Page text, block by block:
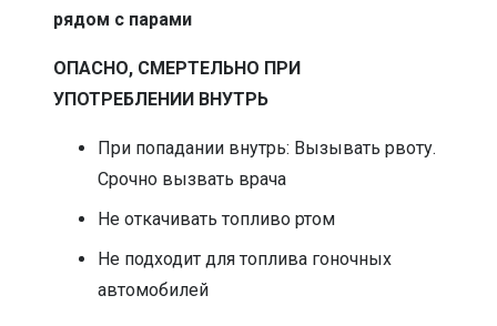
рядом с парами
ОПАСНО, СМЕРТЕЛЬНО ПРИ
УПОТРЕБЛЕНИИ ВНУТРЬ
При попадании внутрь: Вызывать рвоту.
Срочно вызвать врача
Не откачивать топливо ртом
Не подходит для топлива гоночных
автомобилей